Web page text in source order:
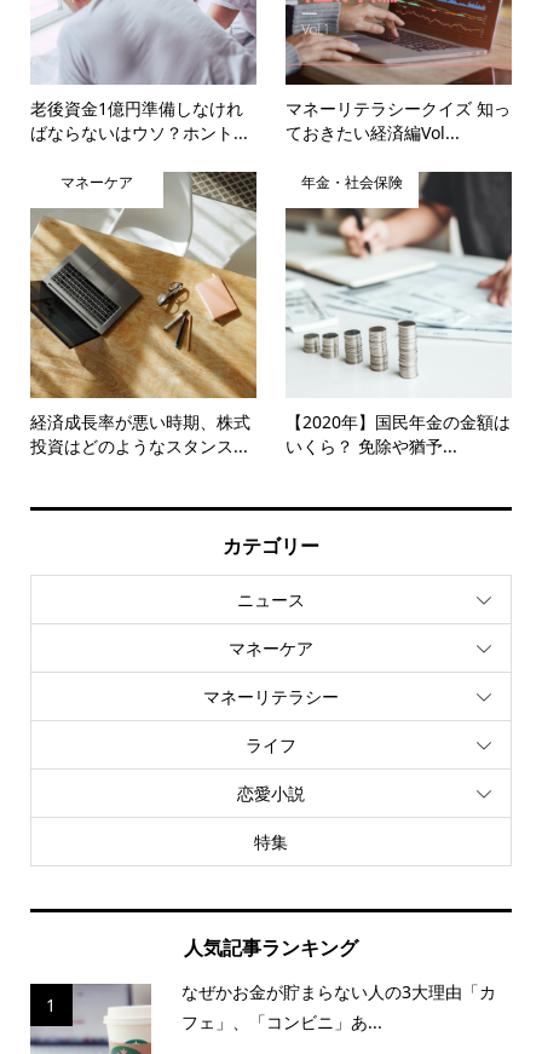
老後資金1億円準備しなけれ
ばならないはウソ？ホント...
マネーリテラシークイズ 知っ
ておきたい経済編Vol...
マネーケア
経済成長率が悪い時期、株式
投資はどのようなスタンス...
年金・社会保険
【2020年】国民年金の金額は
いくら？ 免除や猶予...
カテゴリー
ニュース
マネーケア
マネーリテラシー
ライフ
恋愛小説
特集
人気記事ランキング
1
なぜかお金が貯まらない人の3大理由「カ
フェ」、「コンビニ」あ...